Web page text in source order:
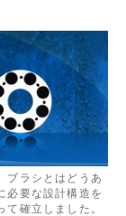
ブラシとはどうあ
必要な設計構造を
確立しました。